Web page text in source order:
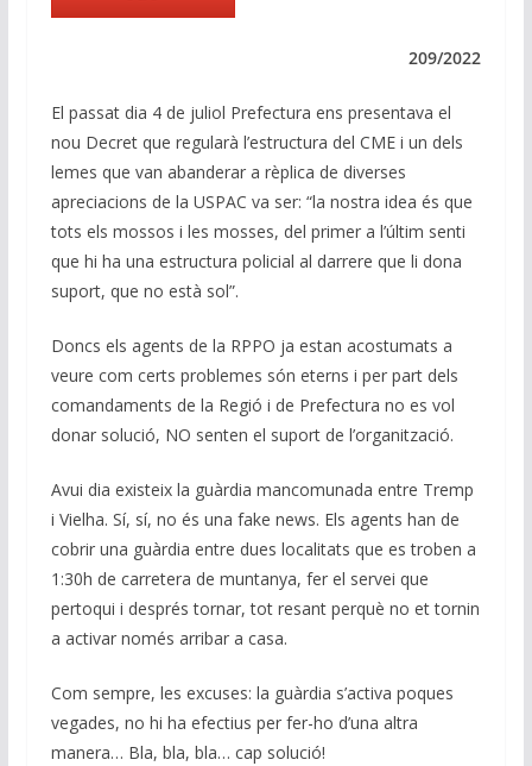
e
n
b
o
k
p
p
m n
k
209/2022
El passat dia 4 de juliol Prefectura ens presentava el
nou Decret que regularà l’estructura del CME i un dels
lemes que van abanderar a rèplica de diverses
apreciacions de la USPAC va ser: “la nostra idea és que
tots els mossos i les mosses, del primer a l’últim senti
que hi ha una estructura policial al darrere que li dona
suport, que no està sol”.
Doncs els agents de la RPPO ja estan acostumats a
veure com certs problemes són eterns i per part dels
comandaments de la Regió i de Prefectura no es vol
donar solució, NO senten el suport de l’organització.
Avui dia existeix la guàrdia mancomunada entre Tremp
i Vielha. Sí, sí, no és una fake news. Els agents han de
cobrir una guàrdia entre dues localitats que es troben a
1:30h de carretera de muntanya, fer el servei que
pertoqui i després tornar, tot resant perquè no et tornin
a activar només arribar a casa.
Com sempre, les excuses: la guàrdia s’activa poques
vegades, no hi ha efectius per fer-ho d’una altra
manera… Bla, bla, bla… cap solució!